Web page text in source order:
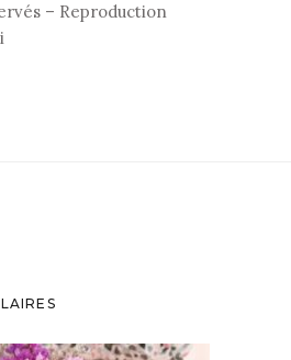
– Reproduction